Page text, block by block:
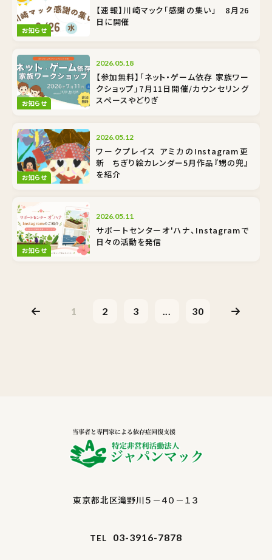
お知らせ
【速報】川崎マック「感謝の集い」 8月26
日に開催
お知らせ
2026.05.18
【参加無料】「ネット・ゲーム依存 家族ワー
クショップ」7月11日開催/カウンセリング
スペースやどりぎ
お知らせ
2026.05.12
ワークプレイス アミカのInstagram更
新 ちぎり絵カレンダー5月作品『甥の兜』
を紹介
お知らせ
2026.05.11
サポートセンターオ'ハナ、Instagramで
日々の活動を発信
1 2 3 ... 30
東京都北区滝野川５－４０－１３
TEL 03-3916-7878